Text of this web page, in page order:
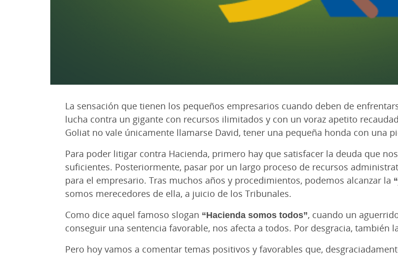
La sensación que tienen los pequeños empresarios cuando deben de
lucha contra un gigante con recursos ilimitados y con un voraz apetito
Goliat no vale únicamente llamarse David, tener una pequeña honda con una
Para poder litigar contra Hacienda, primero hay que satisfacer la deuda que
suficientes. Posteriormente, pasar por un largo proceso de recursos
para el empresario. Tras muchos años y procedimientos, podemos alcanzar la
somos merecedores de ella, a juicio de los Tribunales.
Como dice aquel famoso slogan “Hacienda somos todos”, cuando un
conseguir una sentencia favorable, nos afecta a todos. Por desgracia, también
Pero hoy vamos a comentar temas positivos y favorables que,